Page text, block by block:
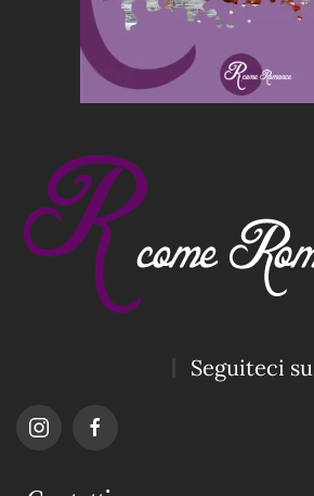
Seguiteci su